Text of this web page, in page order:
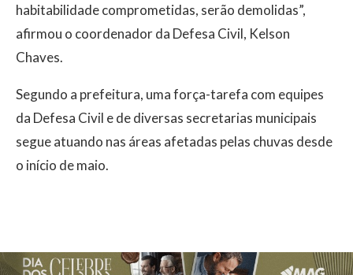
habitabilidade comprometidas, serão demolidas”,
afirmou o coordenador da Defesa Civil, Kelson
Chaves.
Segundo a prefeitura, uma força-tarefa com equipes
da Defesa Civil e de diversas secretarias municipais
segue atuando nas áreas afetadas pelas chuvas desde
o início de maio.